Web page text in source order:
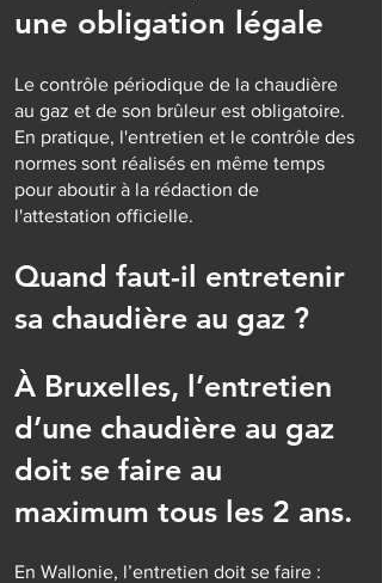
une obligation légale
Le contrôle périodique de la chaudière
au gaz et de son brûleur est obligatoire.
En pratique, l'entretien et le contrôle des
normes sont réalisés en même temps
pour aboutir à la rédaction de
l'attestation officielle.
Quand faut-il entretenir
sa chaudière au gaz ?
À Bruxelles, l’entretien
d’une chaudière au gaz
doit se faire au
maximum tous les 2 ans.
En Wallonie, l’entretien doit se faire :